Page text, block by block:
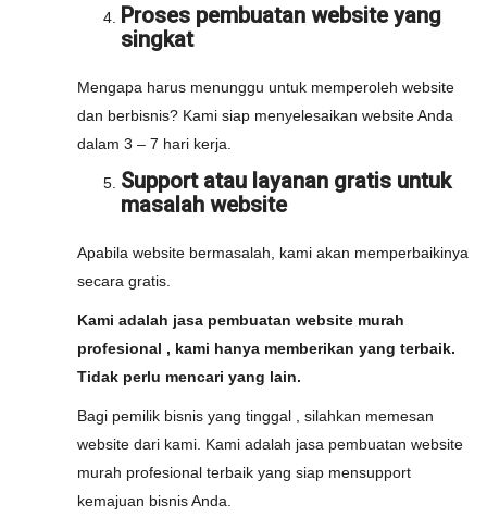
Proses pembuatan website yang
singkat
Mengapa harus menunggu untuk memperoleh website
dan berbisnis? Kami siap menyelesaikan website Anda
dalam 3 – 7 hari kerja.
Support atau layanan gratis untuk
masalah website
Apabila website bermasalah, kami akan memperbaikinya
secara gratis.
Kami adalah jasa pembuatan website murah
profesional , kami hanya memberikan yang terbaik.
Tidak perlu mencari yang lain.
Bagi pemilik bisnis yang tinggal , silahkan memesan
website dari kami. Kami adalah jasa pembuatan website
murah profesional terbaik yang siap mensupport
kemajuan bisnis Anda.